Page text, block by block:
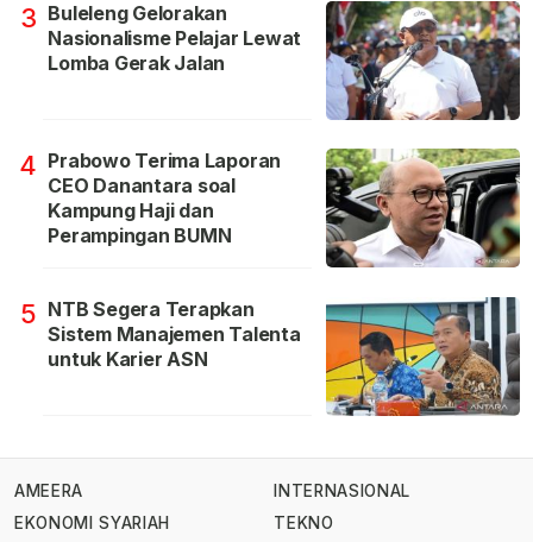
3 Buleleng Gelorakan
Nasionalisme Pelajar Lewat
Lomba Gerak Jalan
4 Prabowo Terima Laporan
CEO Danantara soal
Kampung Haji dan
Perampingan BUMN
5 NTB Segera Terapkan
Sistem Manajemen Talenta
untuk Karier ASN
AMEERA
EKONOMI SYARIAH
INTERNASIONAL
TEKNO